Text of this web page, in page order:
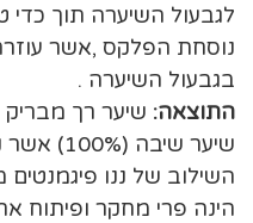
לגבעול השיערה תוך כדי
נוסחת הפלקס ,אשר
בגבעול השיערה .
התוצאה: שיער רך מבריק
שיער
השילוב של ננו
הינה פרי מחקר ופיתוח